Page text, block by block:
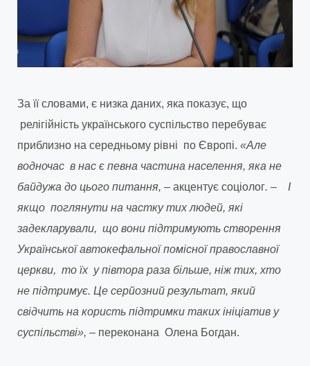
За її словами, є низка даних, яка показує, що
релігійність українського суспільство перебуває
приблизно на середньому рівні по Європі. «Але
водночас в нас є певна частина населення, яка не
байдужа до цього питання, – акцентує соціолог. – І
якщо поглянути на частку тих людей, які
задекларували, що вони підтримують створення
Української автокефальної помісної православної
церкви, то їх у півтора раза більше, ніж тих, хто
не підтримує. Це серйозний результат, який
свідчить на користь підтримки таких ініціатив у
суспільстві», – переконана Олена Богдан.